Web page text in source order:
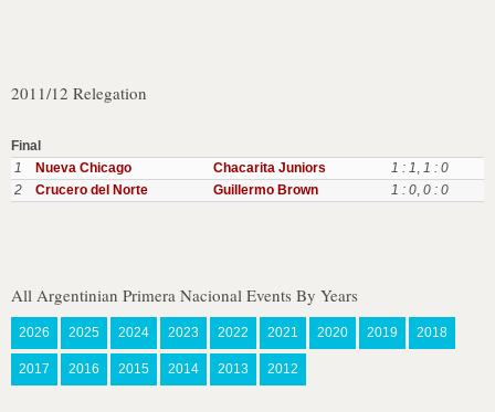
2011/12 Relegation
Final
1
Nueva Chicago Chacarita Juniors 1 : 1, 1 : 0
2
Crucero del Norte Guillermo Brown 1 : 0, 0 : 0
All Argentinian Primera Nacional Events By Years
2026 2025 2024 2023 2022 2021 2020 2019 2018
2017 2016 2015 2014 2013 2012